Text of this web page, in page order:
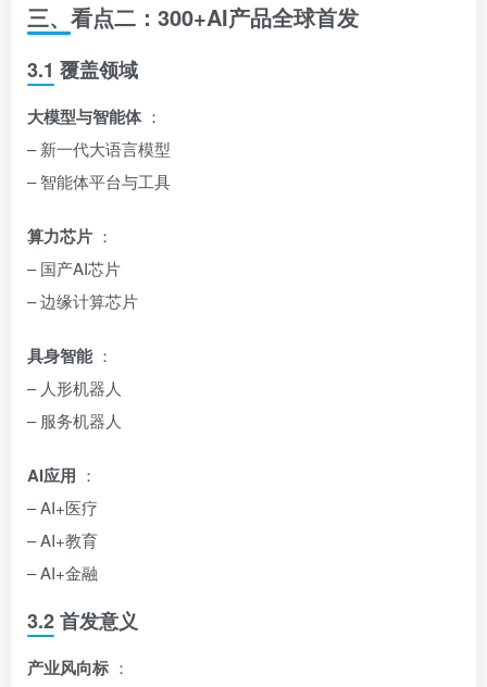
三、看点二：300+AI产品全球首发
3.1 覆盖领域
大模型与智能体 ：
– 新一代大语言模型
– 智能体平台与工具
算力芯片 ：
– 国产AI芯片
– 边缘计算芯片
具身智能 ：
– 人形机器人
– 服务机器人
AI应用 ：
– AI+医疗
– AI+教育
– AI+金融
3.2 首发意义
产业风向标 ：